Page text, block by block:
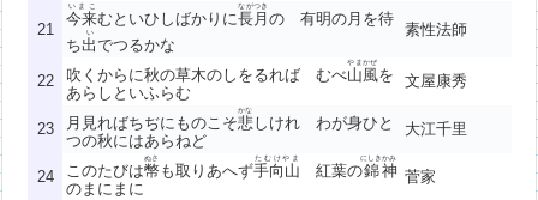
21
今来
いまこ
むといひしばかりに長月
ながつき
の 有明の月を待
ち出
い
でつるかな
素性法師
22 吹くからに秋の草木のしをるれば むべ山風
やまかぜ
を
あらしといふらむ
文屋康秀
23 月見ればちぢにものこそ悲
かな
しけれ わが身ひと
つの秋にはあらねど
大江千里
24 このたびは幣
ぬさ
も取りあへず手向山
たむけやま
紅葉の錦
にしき
神
かみ
のまにまに
菅家